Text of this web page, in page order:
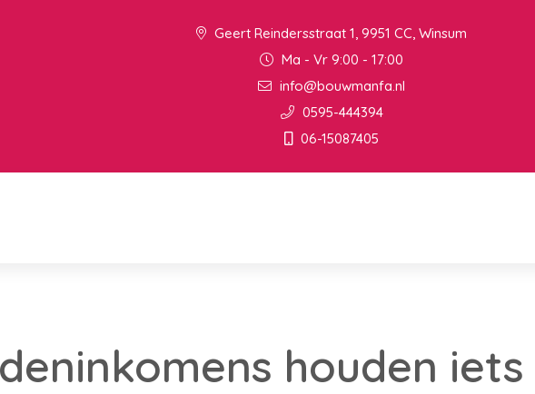
Geert Reindersstraat 1, 9951 CC, Winsum
Ma - Vr 9:00 - 17:00
info@bouwmanfa.nl
0595-444394
06-15087405
houden